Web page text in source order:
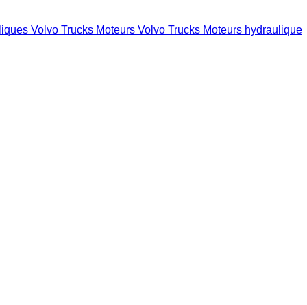
Volvo Trucks Moteurs Volvo Trucks Moteurs hydraulique